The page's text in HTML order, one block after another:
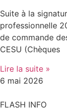
Suite à la
professionnelle
de commande
CESU (Chèques
Lire la suite »
6 mai 2026
FLASH INFO